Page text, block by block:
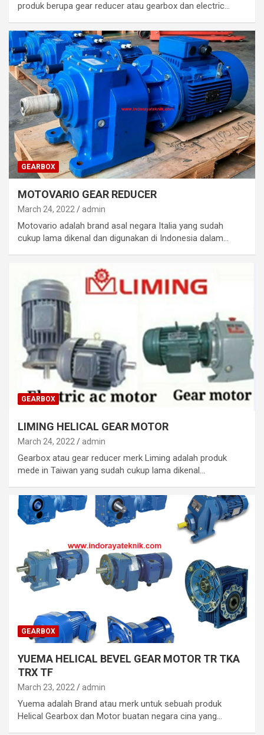
produk berupa gear reducer atau gearbox dan electric…
GEARBOX
MOTOVARIO GEAR REDUCER
March 24, 2022 admin
Motovario adalah brand asal negara Italia yang sudah
cukup lama dikenal dan digunakan di Indonesia dalam…
GEARBOX
LIMING HELICAL GEAR MOTOR
March 24, 2022 admin
Gearbox atau gear reducer merk Liming adalah produk
mede in Taiwan yang sudah cukup lama dikenal…
GEARBOX
YUEMA HELICAL BEVEL GEAR MOTOR TR TKA
TRX TF
March 23, 2022 admin
Yuema adalah Brand atau merk untuk sebuah produk
Helical Gearbox dan Motor buatan negara cina yang…